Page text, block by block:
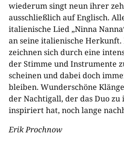
wiederum singt neun ihrer
ausschließlich auf Englisch.
italienische Lied „Ninna
an seine italienische
zeichnen sich durch eine
der Stimme und Instrumente
scheinen und dabei doch
bleiben. Wunderschöne
der Nachtigall, der das Duo
inspiriert hat, noch lange
Erik Prochnow